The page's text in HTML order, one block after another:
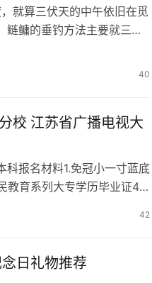
就算三伏天的中午依旧在觅
鲢鳙的垂钓方法主要就三
了难成窝，反而不好钓鲢
40
校 江苏省广播电视大
报名材料1.免冠小一寸蓝底
教育系列大专学历毕业证4.
书电子注册备案表二、专
相片两张 电子版2.身份证
42
日礼物推荐